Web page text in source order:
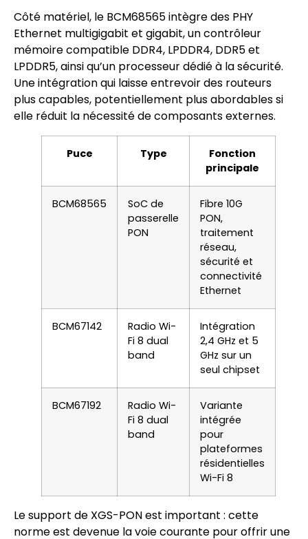
Côté matériel, le BCM68565 intègre des PHY
Ethernet multigigabit et gigabit, un contrôleur
mémoire compatible DDR4, LPDDR4, DDR5 et
LPDDR5, ainsi qu’un processeur dédié à la sécurité.
Une intégration qui laisse entrevoir des routeurs
plus capables, potentiellement plus abordables si
elle réduit la nécessité de composants externes.
Puce Type
Fonction
principale
BCM68565
SoC de
passerelle
PON
Fibre 10G
PON,
traitement
réseau,
sécurité et
connectivité
Ethernet
BCM67142
Radio Wi-
Fi 8 dual
band
Intégration
2,4 GHz et 5
GHz sur un
seul chipset
BCM67192
Radio Wi-
Fi 8 dual
band
Variante
intégrée
pour
plateformes
résidentielles
Wi-Fi 8
Le support de XGS-PON est important : cette
norme est devenue la voie courante pour offrir une